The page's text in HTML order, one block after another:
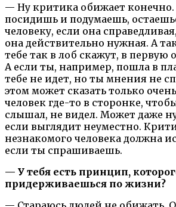
— Ну критика обижает конечно.
посидишь и подумаешь,
человеку, если она
она действительно нужная. А
тебе так в лоб скажут, в первую
А если ты, например, пошла в
тебе не идет, но ты мнения не
этом может сказать только
человек где-то в сторонке,
слышал, не видел. Может даже
если выглядит неуместно.
незнакомого человека должна
если ты спрашиваешь.
— У тебя есть принцип,
придерживаешься по жизни?